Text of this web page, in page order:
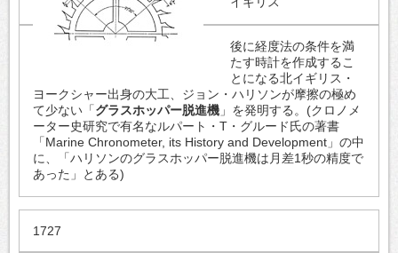
後に経度法の条件を満
たす時計を作成するこ
とになる北イギリス・
ヨークシャー出身の大工、ジョン・ハリソンが摩擦の極め
て少ない「グラスホッパー脱進機 」を発明する。(クロノメ
ーター史研究で有名なルパート・T・グルード氏の著書
「Marine Chronometer, its History and Development」の中
に、「ハリソンのグラスホッパー脱進機は月差1秒の精度で
あった」とある)
1727